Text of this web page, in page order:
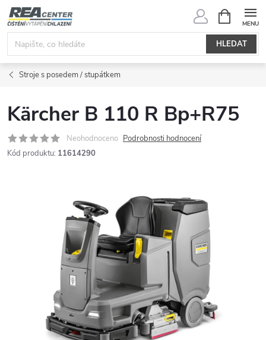
Přejít
na
obsah
HLEDAT
NÁKUPNÍ
KOŠÍK
Stroje s posedem / stupátkem
Kärcher B 110 R Bp+R75
Neohodnoceno Podrobnosti hodnocení
Kód produktu: 11614290